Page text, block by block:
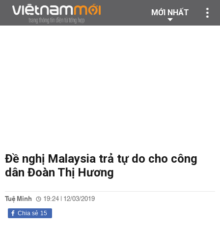
MỚI NHẤT
Đề nghị Malaysia trả tự do cho công
dân Đoàn Thị Hương
Tuệ Minh 19:24 | 12/03/2019
15
Chia sẻ